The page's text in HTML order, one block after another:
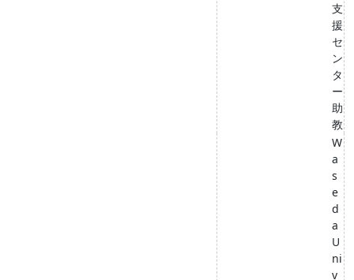
支
援
セ
ン
タ
ー
助
教
W
a
s
e
d
a
U
ni
v